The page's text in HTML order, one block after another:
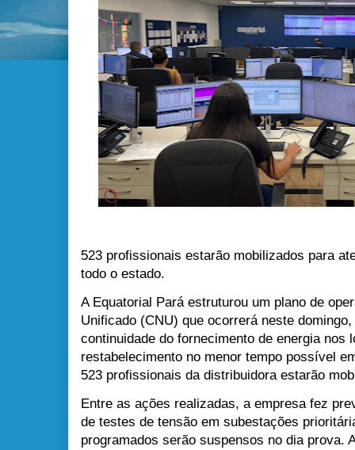
523 profissionais estarão mobilizados para
todo o estado.
A Equatorial Pará estruturou um plano de
Unificado (CNU) que ocorrerá neste
continuidade do fornecimento de energia nos
restabelecimento no menor tempo possível
523 profissionais da distribuidora estarão
Entre as ações realizadas, a empresa fez
de testes de tensão em subestações
programados serão suspensos no dia prova.